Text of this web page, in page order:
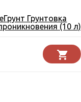
Грунтовка
(10 л)